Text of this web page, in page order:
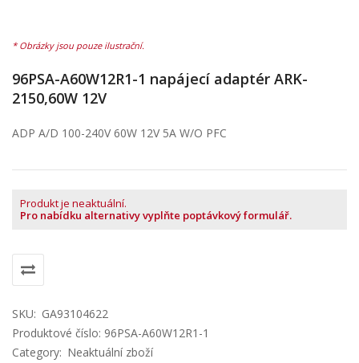
96PSA-A60W12R1-1 napájecí adaptér ARK-
2150,60W 12V
ADP A/D 100-240V 60W 12V 5A W/O PFC
Produkt je neaktuální.
Pro nabídku alternativy vyplňte poptávkový formulář.
SKU: GA93104622
Produktové číslo: 96PSA-A60W12R1-1
Category: Neaktuální zboží